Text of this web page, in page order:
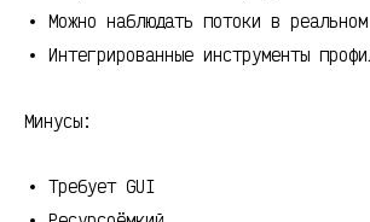
Можно наблюдать потоки в
Интегрированные инструменты
Минусы:
Требует GUI